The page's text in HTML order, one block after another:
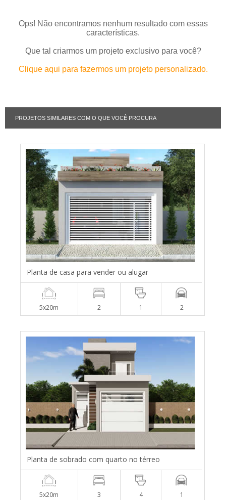
Ops! Não encontramos nenhum resultado com essas
características.
Que tal criarmos um projeto exclusivo para você?
Clique aqui para fazermos um projeto personalizado.
PROJETOS SIMILARES COM O QUE VOCÊ PROCURA
Planta de casa para vender ou alugar
5x20m 2 1 2
Planta de sobrado com quarto no térreo
5x20m 3 4 1